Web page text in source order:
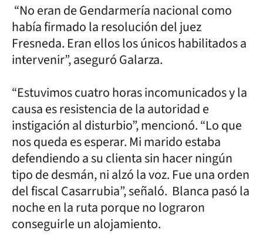
“No eran de Gendarmería nacional como
había firmado la resolución del juez
Fresneda. Eran ellos los únicos habilitados a
intervenir”, aseguró Galarza.
“Estuvimos cuatro horas incomunicados y la
causa es resistencia de la autoridad e
instigación al disturbio”, mencionó. “Lo que
nos queda es esperar. Mi marido estaba
defendiendo a su clienta sin hacer ningún
tipo de desmán, ni alzó la voz. Fue una orden
del fiscal Casarrubia”, señaló. Blanca pasó la
noche en la ruta porque no lograron
conseguirle un alojamiento.